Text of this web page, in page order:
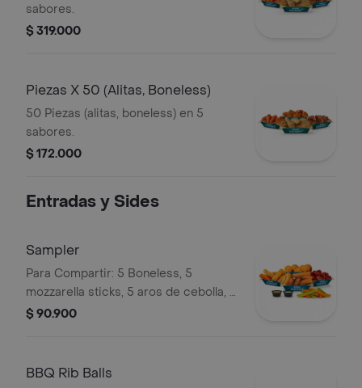
sabores.
$ 319.000
Piezas X 50 (Alitas, Boneless)
50 Piezas (alitas, boneless) en 5
sabores.
$ 172.000
Entradas y Sides
Sampler
Para Compartir: 5 Boneless, 5
mozzarella sticks, 5 aros de cebolla, 5
BBQ Rib balls, sticks de vegetales y 2
$ 90.900
BBQ Rib Balls